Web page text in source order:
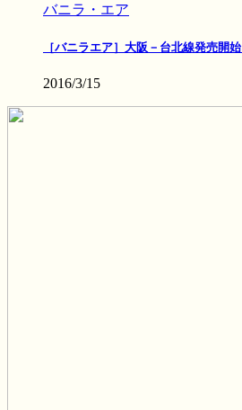
バニラ・エア
［バニラエア］大阪－台北線発売開
2016/3/15